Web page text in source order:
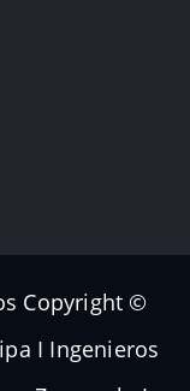
Copyright ©
I Ingenieros